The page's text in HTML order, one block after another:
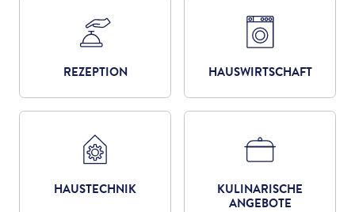
REZEPTION HAUSWIRTSCHAFT
HAUSTECHNIK
KULINARISCHE
ANGEBOTE